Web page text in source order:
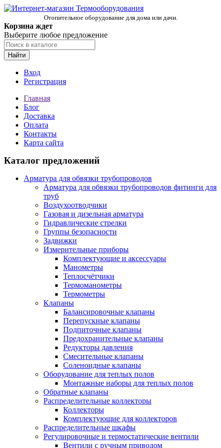
Отопительное оборудование для дома или дачи.
Корзина ждет
Выберите любое предложение
Найти
Вход
Регистрация
Главная
Блог
Доставка
Оплата
Контакты
Карта сайта
Каталог предложений
Арматура для обвязки трубопроводов
Арматура для обвязки трубопроводов фитинги для
труб
Воздухоотводчики
Газовая и дизельная арматура
Гидравлические стрелки
Группы безопасности
Задвижки
Измерительные приборы
Комплектующие и аксессуары
Манометры
Теплосчётчики
Термоманометры
Термометры
Клапаны
Балансировочные клапаны
Перепускные клапаны
Подпиточные клапаны
Предохранительные клапаны
Редукторы давления
Смесительные клапаны
Соленоидные клапаны
Оборудование для теплых полов
Монтажные наборы для теплых полов
Обратные клапаны
Распределительные коллекторы
Коллекторы
Комплектующие для коллекторов
Распределительные шкафы
Регулировочные и термостатические вентили
Вентили с ручным приводом